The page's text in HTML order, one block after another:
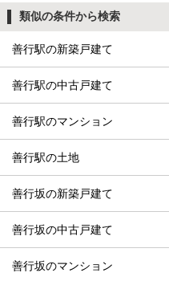
類似の条件から検索
善行駅の新築戸建て
善行駅の中古戸建て
善行駅のマンション
善行駅の土地
善行坂の新築戸建て
善行坂の中古戸建て
善行坂のマンション